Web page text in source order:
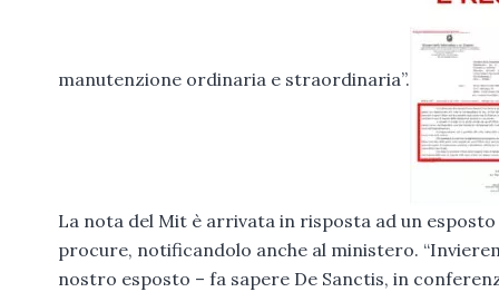
manutenzione ordinaria e straordinaria”.
La nota del Mit è arrivata in risposta ad un
procure, notificandolo anche al ministero.
nostro esposto – fa sapere De Sanctis, in